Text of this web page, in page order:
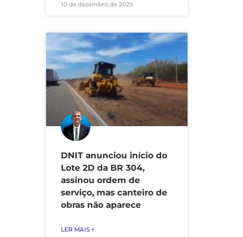
10 de dezembro de 2025
DNIT anunciou início do
Lote 2D da BR 304,
assinou ordem de
serviço, mas canteiro de
obras não aparece
LER MAIS +